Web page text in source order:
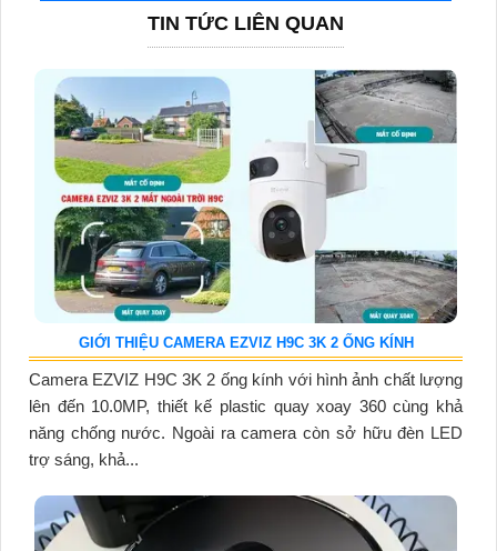
TIN TỨC LIÊN QUAN
GIỚI THIỆU CAMERA EZVIZ H9C 3K 2 ỐNG KÍNH
Camera EZVIZ H9C 3K 2 ống kính với hình ảnh chất lượng
lên đến 10.0MP, thiết kế plastic quay xoay 360 cùng khả
năng chống nước. Ngoài ra camera còn sở hữu đèn LED
trợ sáng, khả...